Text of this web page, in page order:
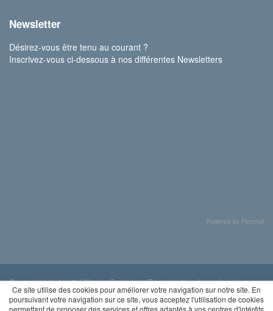
Newsletter
Désirez-vous être tenu au courant ?
Inscrivez-vous ci-dessous à nos différentes Newsletters
Powered by Flexmail
Copyright © 2015 Ville de Soignies. Tous droits réservés.Vie
privée
Ce site utilise des cookies pour améliorer votre navigation sur notre site. En
poursuivant votre navigation sur ce site, vous acceptez l'utilisation de cookies
permettant de proposer des services et offres adaptés à vos centres d'intérêts